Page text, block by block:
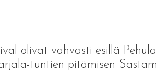
olivat vahvasti esillä
tuntien pitämisen